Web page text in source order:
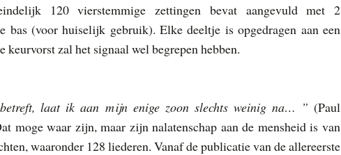
120 vierstemmige zettingen bevat aangevuld met 2
bas (voor huiselijk gebruik). Elke deeltje is opgedragen aan een
zal het signaal wel begrepen hebben.
laat ik aan mijn enige zoon slechts weinig na… ” (Paul
moge waar zijn, maar zijn nalatenschap aan de mensheid is van
waaronder 128 liederen. Vanaf de publicatie van de allereerste